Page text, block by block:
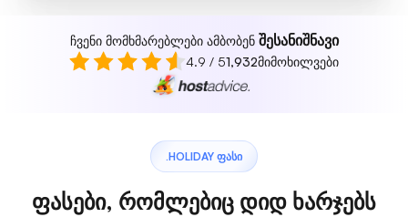
ჩვენი მომხმარებლები ამბობენ შესანიშნავი
4.9 / 51,932მიმოხილვები
.HOLIDAY ᲤᲐᲡᲘ
ფასები, რომლებიც დიდ ხარჯებს